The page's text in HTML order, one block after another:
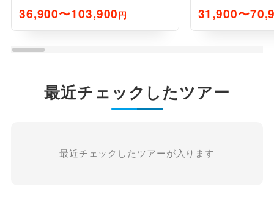
ープラン3日間
36,900〜103,900円 31,900〜
最近チェックしたツアー
最近チェックしたツアーが入ります